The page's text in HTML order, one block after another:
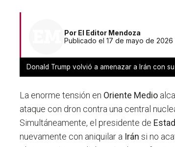
Por El Editor Mendoza
Publicado el 17 de mayo de 2026
Donald Trump volvió a amenazar a Irán con
La enorme tensión en Oriente Medio
ataque con dron contra una central
Simultáneamente, el presidente de
nuevamente con aniquilar a Irán si no